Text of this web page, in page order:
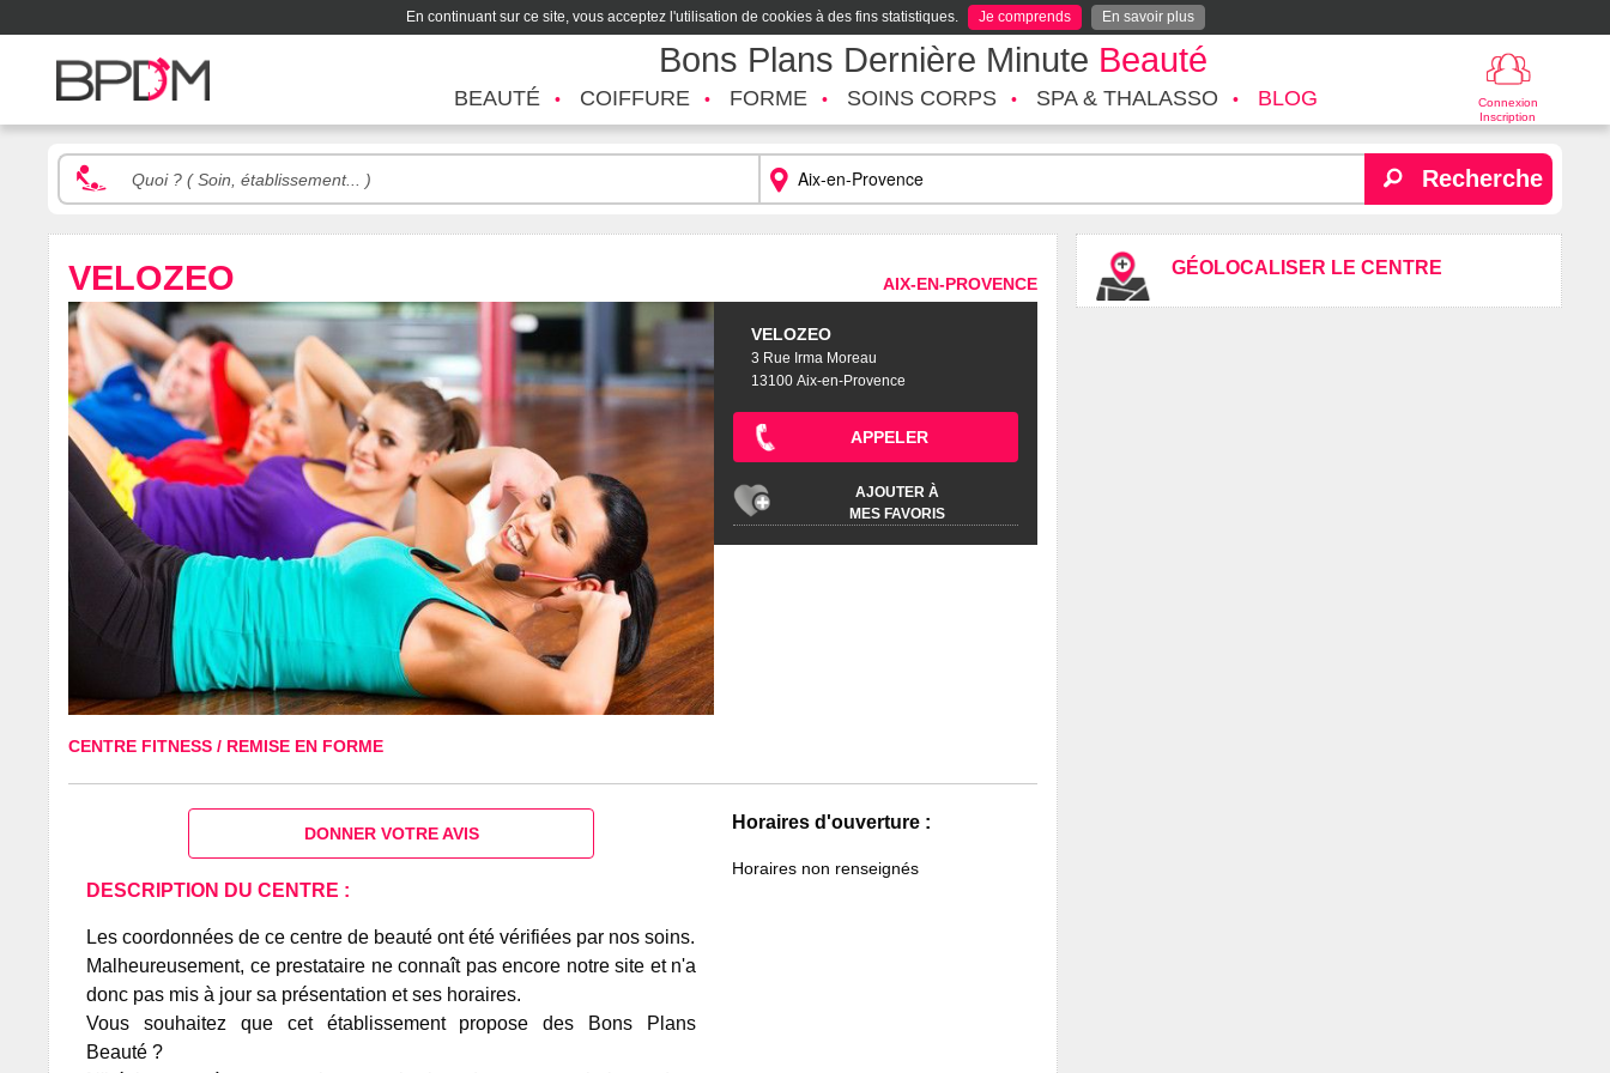
En continuant sur ce site, vous acceptez l'utilisation de cookies à des fins statistiques. Je comprends En savoir plus
Bons Plans Dernière Minute Beauté
Connexion
Inscription
BEAUTÉ COIFFURE FORME SOINS CORPS SPA & THALASSO BLOG
Recherche
GÉOLOCALISER LE CENTRE
VELOZEO AIX-EN-PROVENCE
VELOZEO
3 Rue Irma Moreau
13100 Aix-en-Provence
APPELER
AJOUTER À
MES FAVORIS
CENTRE FITNESS / REMISE EN FORME
Horaires d'ouverture :
Horaires non renseignés
DONNER VOTRE AVIS
DESCRIPTION DU CENTRE :
Les coordonnées de ce centre de beauté ont été vérifiées par nos soins.
Malheureusement, ce prestataire ne connaît pas encore notre site et n'a
donc pas mis à jour sa présentation et ses horaires.
Vous souhaitez que cet établissement propose des Bons Plans
Beauté ?